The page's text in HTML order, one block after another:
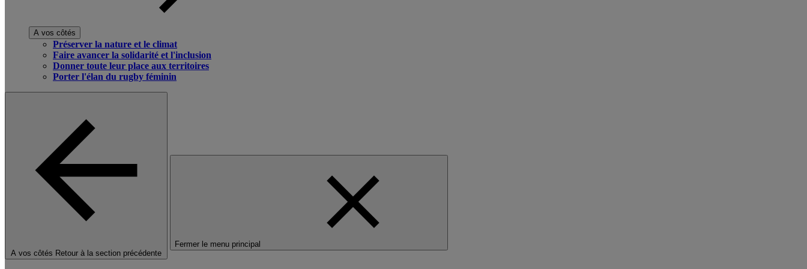
A vos côtés
Préserver la nature et le climat
Faire avancer la solidarité et l'inclusion
Donner toute leur place aux territoires
Porter l'élan du rugby féminin
A vos côtés Retour à la section précédente
Fermer le menu principal